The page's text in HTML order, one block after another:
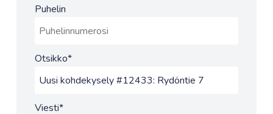
Puhelin
Otsikko*
Viesti*